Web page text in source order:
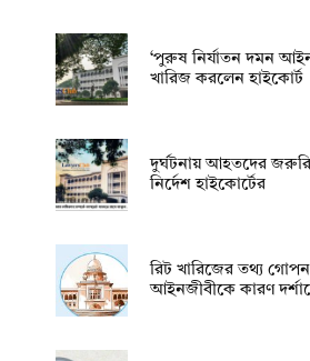
‘পুরুষ নির্যাতন দমন
খারিজ করলেন হাইকোর্ট
দুর্ঘটনায় আহতদের জরুরি
নির্দেশ হাইকোর্টের
রিট খারিজের তথ্য
আইনজীবীকে কারণ